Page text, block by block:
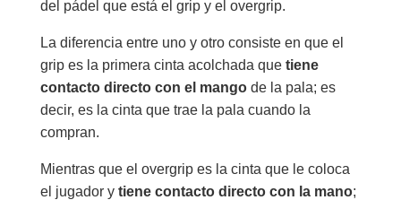
del pádel que está el grip y el overgrip.
La diferencia entre uno y otro consiste en que el
grip es la primera cinta acolchada que tiene
contacto directo con el mangode la pala; es
decir, es la cinta que trae la pala cuando la
compran.
Mientras que el overgrip es la cinta que le coloca
el jugador y tiene contacto directo con la mano;